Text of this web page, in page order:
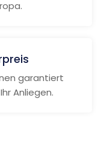
garantiert
Anliegen.